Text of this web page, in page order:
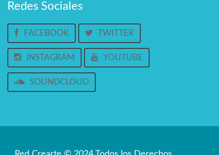
Redes Sociales
FACEBOOK TWITTER
INSTAGRAM YOUTUBE
SOUNDCLOUD